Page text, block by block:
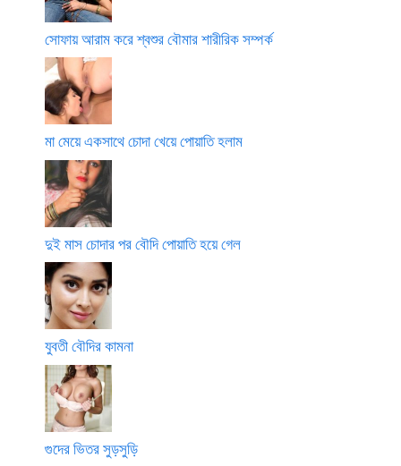
সোফায় আরাম করে শ্বশুর বৌমার শারীরিক সম্পর্ক
মা মেয়ে একসাথে চোদা খেয়ে পোয়াতি হলাম
দুই মাস চোদার পর বৌদি পোয়াতি হয়ে গেল
যুবতী বৌদির কামনা
গুদের ভিতর সুড়সুড়ি